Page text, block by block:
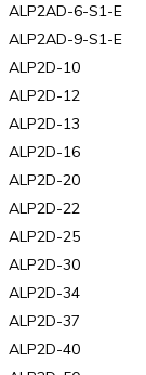
ALP2AD-6-S1-E
ALP2AD-9-S1-E
ALP2D-10
ALP2D-12
ALP2D-13
ALP2D-16
ALP2D-20
ALP2D-22
ALP2D-25
ALP2D-30
ALP2D-34
ALP2D-37
ALP2D-40